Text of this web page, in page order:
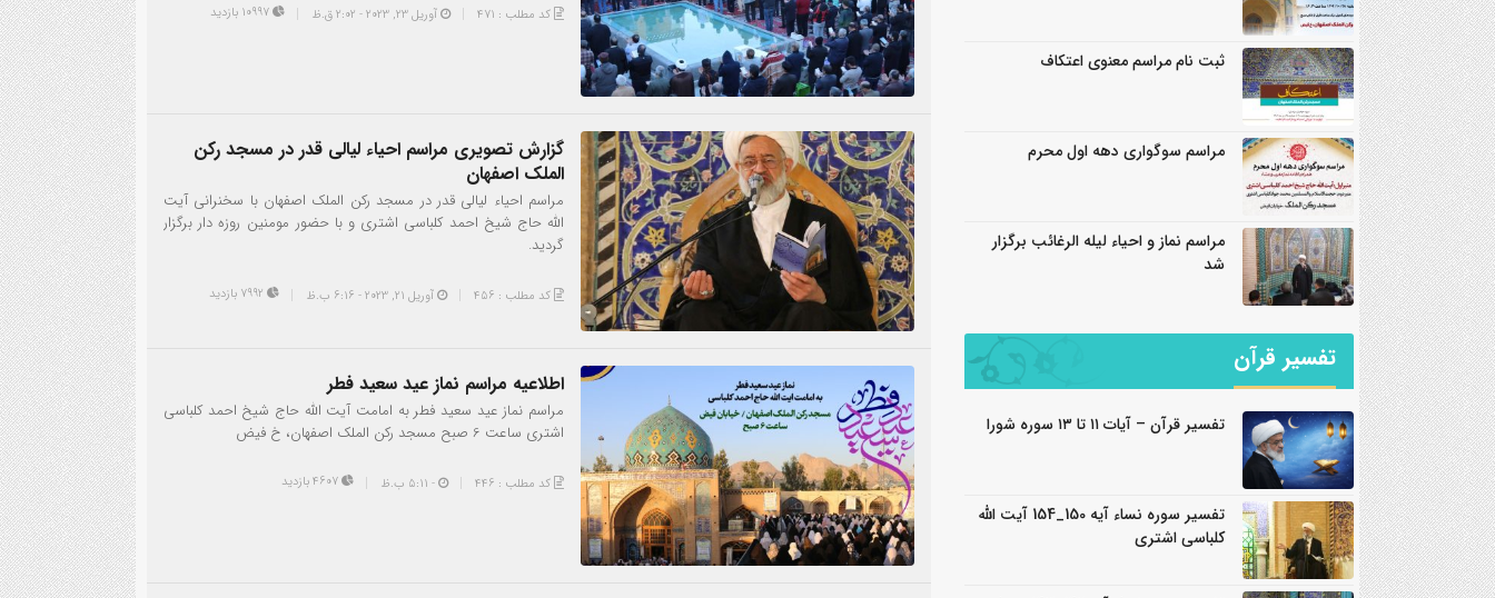
کد مطلب : 471 آوریل 23, 2023 - 2:02 ق.ظ
گزارش تصویری مراسم احیاء لیالی قدر در مسجد رکن
الملک اصفهان
مراسم احیاء لیالی قدر در مسجد رکن الملک اصفهان با سخنرانی آیت
الله حاج شیخ احمد کلباسی اشتری و با حضور مومنین روزه دار برگزار
گردید.
کد مطلب : 456 آوریل 21, 2023 - 6:16 ب.ظ
اطلاعیه مراسم نماز عید سعید فطر
مراسم نماز عید سعید فطر به امامت آیت الله حاج شیخ احمد کلباسی
اشتری ساعت 6 صبح مسجد رکن الملک اصفهان، خ فیض
کد مطلب : 446 - 5:11 ب.ظ
ثبت نام مراسم معنوی اعتکاف
مراسم سوگواری دهه اول محرم
مراسم نماز و احیاء لیله الرغائب برگزار
شد
تفسیر قرآن
تفسیر قرآن – آیات ۱۱ تا ۱۳ سوره شورا
تفسیر سوره نساء آیه 150_154 آیت الله
کلباسی اشتری